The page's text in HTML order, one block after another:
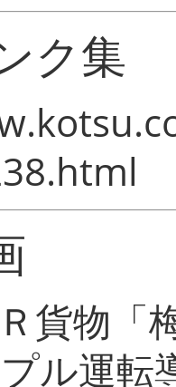
ク集
貨物「
ル運転